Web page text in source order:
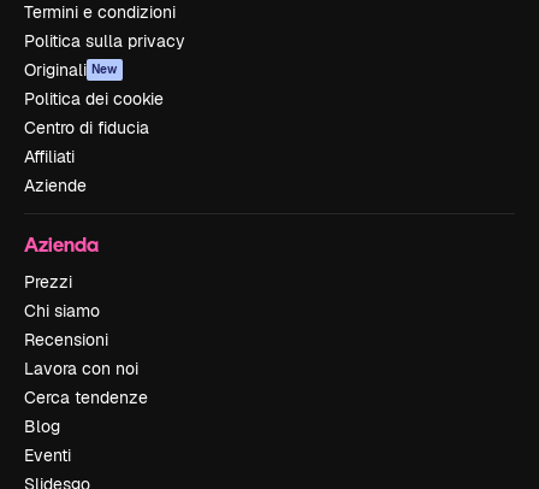
Termini e condizioni
Politica sulla privacy
Originali New
Politica dei cookie
Centro di fiducia
Affiliati
Aziende
Azienda
Prezzi
Chi siamo
Recensioni
Lavora con noi
Cerca tendenze
Blog
Eventi
Slidesgo